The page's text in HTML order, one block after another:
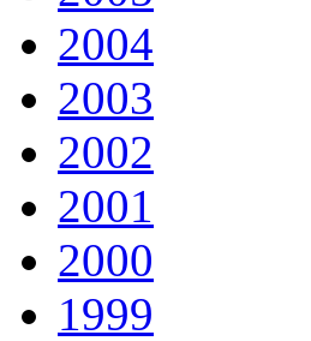
2004
2003
2002
2001
2000
1999